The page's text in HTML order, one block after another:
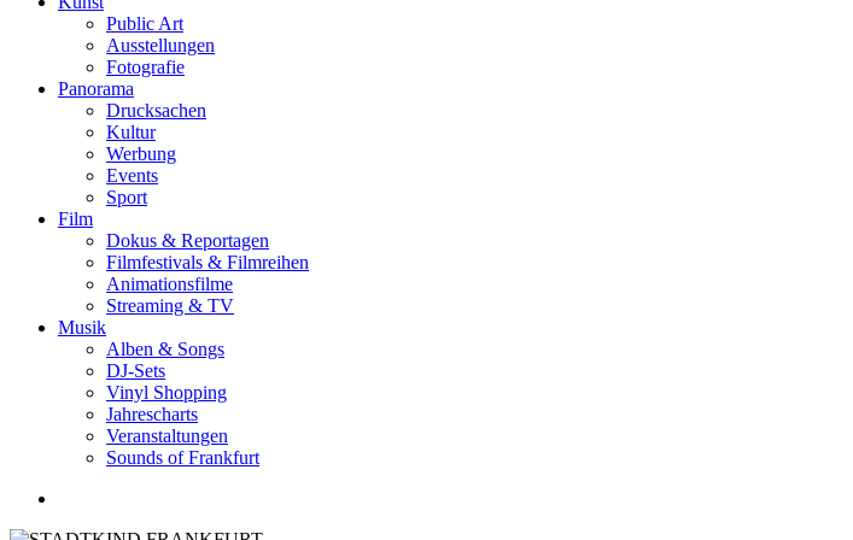
Public Art
Ausstellungen
Fotografie
Panorama
Drucksachen
Kultur
Werbung
Events
Sport
Film
Dokus & Reportagen
Filmfestivals & Filmreihen
Animationsfilme
Streaming & TV
Musik
Alben & Songs
DJ-Sets
Vinyl Shopping
Jahrescharts
Veranstaltungen
Sounds of Frankfurt